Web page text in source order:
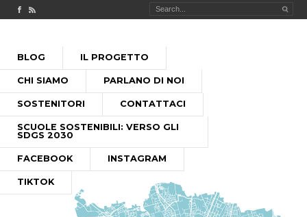
Check out our Facebook page
MILANO FUORICLASSE RSS feed
MENU PRINCIPALE
PASSA
CONTENUTO
BLOG IL PROGETTO
CHI SIAMO PARLANO DI NOI
SOSTENITORI CONTATTACI
SCUOLE SOSTENIBILI: VERSO GLI
SDGS 2030
FACEBOOK INSTAGRAM
TIKTOK